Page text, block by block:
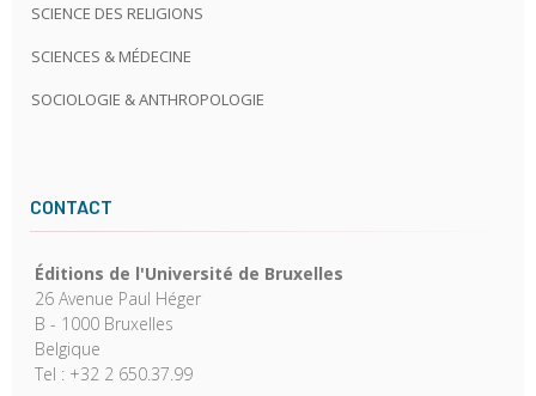
SCIENCE DES RELIGIONS
SCIENCES & MÉDECINE
SOCIOLOGIE & ANTHROPOLOGIE
CONTACT
Éditions de l'Université de Bruxelles
26 Avenue Paul Héger
B - 1000 Bruxelles
Belgique
Tel : +32 2 650.37.99